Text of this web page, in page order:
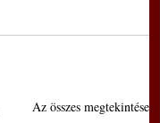
Az összes megtekintése